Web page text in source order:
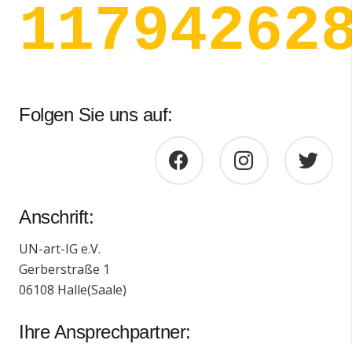
Ihre Ansprechpartner:
Anschrift:
UN-art-IG e.V.
Gerberstraße 1
06108 Halle(Saale)
Folgen Sie uns auf: